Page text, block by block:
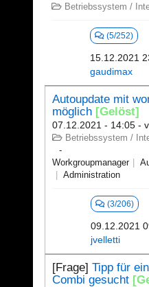
Betriebssystem /
(5/252)
15.12.2021
gaudimax
Autoupdate mit
möglich [Gelöst]
07.12.2021 - 14:05 -
Betriebssystem /
Workgroupmanager
Administration
(3/206)
09.12.2021
jvelletti
[Frage] Tipp für
Combi gesucht